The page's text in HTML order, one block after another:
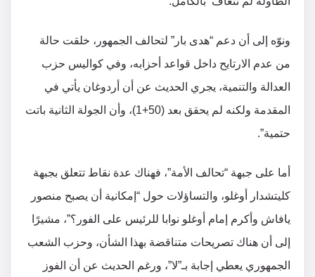
ونوّه إلى أن دعم “هدى بار” لتحالف الجمهور، خلقت حالة
من عدم الارتايح داخل قواعد أحزابه، وفي كواليس حزب
العدالة والتنمية، يجري الحديث عن أن أردوغان يأتي في
المقدمة ولكنه لم يحقق بعد (50+1)، وأن الجولة الثانية باتت
حتمية”.
أما على جبهة “تحالف الأمة”، فهناك عدة نقاط تتعلق بجبهة
كليتشدار أوغلو، والتساؤلات حول “إمكانية أن يصبح منصور
يافاش وأكرم إمام أوغلو نوابا للرئيس على الفور؟”، مشيرًا
إلى أن هناك تصريحات متناقضة بهذا الشأن، وحزب الشعب
الجمهوري يعطي إجابة بـ”لا”، ورغم الحديث عن أن الفوز